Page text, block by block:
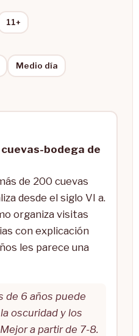
11+
Medio día
bodega de
de 200 cuevas
desde el siglo VI a.
organiza visitas
con explicación
les parece una
de 6 años puede
oscuridad y los
a partir de 7-8.